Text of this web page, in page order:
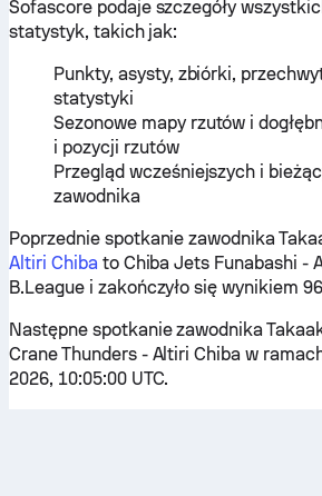
Sofascore podaje szczegóły
statystyk, takich jak:
Punkty, asysty, zbiórki,
statystyki
Sezonowe mapy rzutów i
i pozycji rzutów
Przegląd wcześniejszych i
zawodnika
Poprzednie spotkanie zawodnika
Altiri Chiba to Chiba Jets Funabashi -
B.League i zakończyło się wynikiem
Następne spotkanie zawodnika
Crane Thunders - Altiri Chiba w
2026, 10:05:00 UTC.